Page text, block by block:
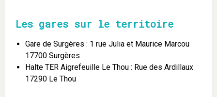
Les gares sur le territoire
Gare de Surgères : 1 rue Julia et Maurice Marcou
17700 Surgères
Halte TER Aigrefeuille Le Thou : Rue des Ardillaux
17290 Le Thou